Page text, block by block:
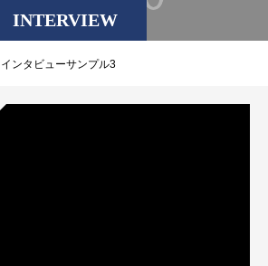
INTERVIEW
インタビューサンプル3